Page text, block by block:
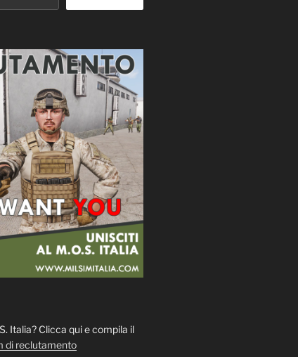
Italia? Clicca qui e compila il
di reclutamento